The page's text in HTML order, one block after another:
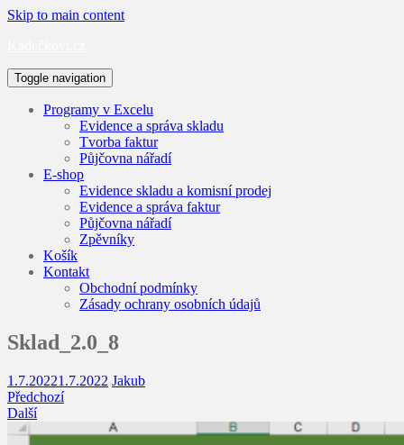
Skip to main content
Toggle navigation
Programy v Excelu
Evidence a správa skladu
Tvorba faktur
Půjčovna nářadí
E-shop
Evidence skladu a komisní prodej
Evidence a správa faktur
Půjčovna nářadí
Zpěvníky
Košík
Kontakt
Obchodní podmínky
Zásady ochrany osobních údajů
Sklad_2.0_8
1.7.20221.7.2022 Jakub
Předchozí
Další